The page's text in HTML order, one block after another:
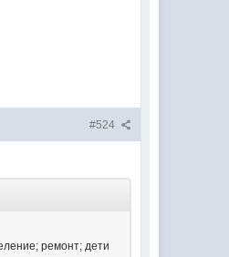
#524
ремонт; дети